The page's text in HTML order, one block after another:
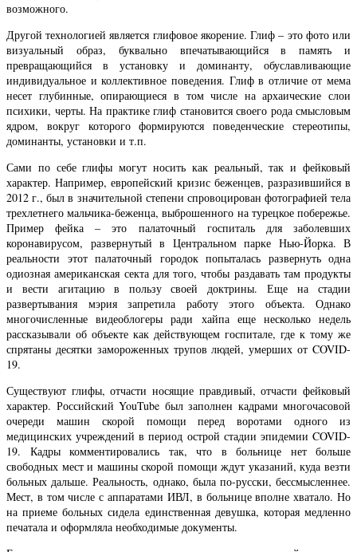
возможного.
Другой технологией является глифовое якорение. Глиф – это фото или
визуальный образ, буквально впечатывающийся в память и
превращающийся в установку и доминанту, обуславливающие
индивидуальное и коллективное поведения. Глиф в отличие от мема
несет глубинные, опирающиеся в том числе на архаические слои
психики, черты. На практике глиф становится своего рода смысловым
ядром, вокруг которого формируются поведенческие стереотипы,
доминанты, установки и т.п.
Сами по себе глифы могут носить как реальный, так и фейковый
характер. Например, европейский кризис беженцев, разразившийся в
2012 г., был в значительной степени спровоцирован фотографией тела
трехлетнего мальчика-беженца, выброшенного на турецкое побережье.
Пример фейка – это палаточный госпиталь для заболевших
коронавирусом, развернутый в Центральном парке Нью-Йорка. В
реальности этот палаточный городок попыталась развернуть одна
одиозная американская секта для того, чтобы раздавать там продукты
и вести агитацию в пользу своей доктрины. Еще на стадии
развертывания мэрия запретила работу этого объекта. Однако
многочисленные видеоблогеры ради хайпа еще несколько недель
рассказывали об объекте как действующем госпитале, где к тому же
спрятаны десятки замороженных трупов людей, умерших от COVID-
19.
Существуют глифы, отчасти носящие правдивый, отчасти фейковый
характер. Российский YouTube был заполнен кадрами многочасовой
очереди машин скорой помощи перед воротами одного из
медицинских учреждений в период острой стадии эпидемии COVID-
19. Кадры комментировались так, что в больнице нет больше
свободных мест и машины скорой помощи ждут указаний, куда везти
больных дальше. Реальность, однако, была по-русски, бессмысленнее.
Мест, в том числе с аппаратами ИВЛ, в больнице вполне хватало. Но
на приеме больных сидела единственная девушка, которая медленно
печатала и оформляла необходимые документы.